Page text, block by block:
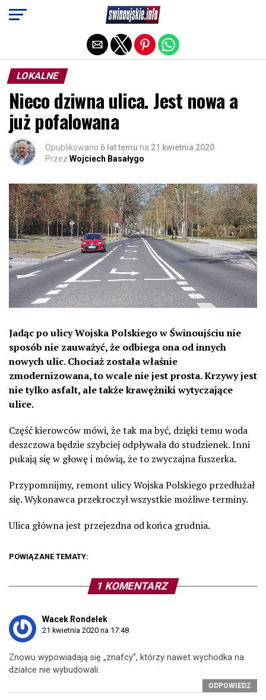
LOKALNE
Nieco dziwna ulica. Jest nowa a
już pofalowana
Opublikowano 6 lat temu na 21 kwietnia 2020
Przez Wojciech Basałygo
Jadąc po ulicy Wojska Polskiego w Świnoujściu nie
sposób nie zauważyć, że odbiega ona od innych
nowych ulic. Chociaż została właśnie
zmodernizowana, to wcale nie jest prosta. Krzywy jest
nie tylko asfalt, ale także krawężniki wytyczające
ulice.
Część kierowców mówi, że tak ma być, dzięki temu woda
deszczowa będzie szybciej odpływała do studzienek. Inni
pukają się w głowę i mówią, że to zwyczajna fuszerka.
Przypomnijmy, remont ulicy Wojska Polskiego przedłużał
się. Wykonawca przekroczył wszystkie możliwe terminy.
Ulica główna jest przejezdna od końca grudnia.
POWIĄZANE TEMATY:
1 KOMENTARZ
Wacek Rondelek
21 kwietnia 2020 na 17:48
Znowu wypowiadają się „znafcy”, którzy nawet wychodka na
działce nie wybudowali.
ODPOWIEDZ
Exit mobile version